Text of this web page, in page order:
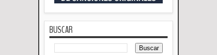
BUSCAR